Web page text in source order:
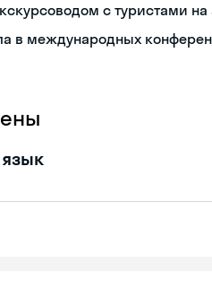
с туристами
в международных